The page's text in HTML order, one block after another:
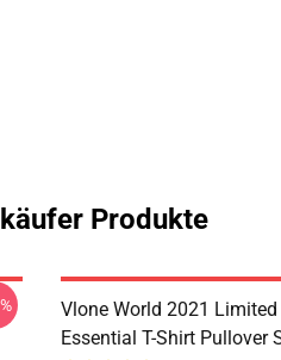
Produkte
Vlone World 2021
Essential T-Shirt Pullover